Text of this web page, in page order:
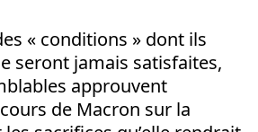
« conditions » dont ils
seront jamais satisfaites,
approuvent
de Macron sur la